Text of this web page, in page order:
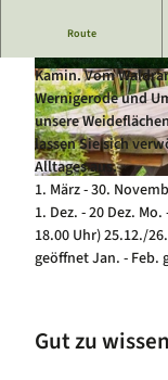
Hundeglück in
2
0
1
5
9
2
0
1
5
0
5
2
1
-
C
0
Route
Wir sind bekannt
Kuchen und
Kamin. Vom
Wernigerode und
unsere
lassen Sie sich
Alltages aus.
1. März - 30.
1. Dez. - 20 Dez.
18.00 Uhr) 25.12./
geöffnet Jan. - Feb.
Gut zu wissen